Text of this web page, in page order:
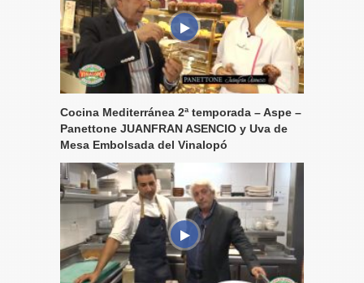
Cocina Mediterránea 2ª temporada – Aspe –
Panettone JUANFRAN ASENCIO y Uva de
Mesa Embolsada del Vinalopó